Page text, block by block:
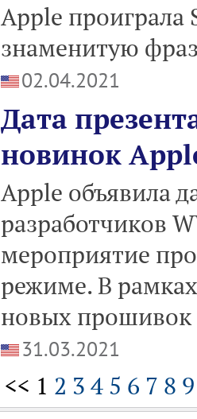
Apple проиграла
знаменитую
02.04.2021
Дата
новинок
Apple объявила
разработчиков
мероприятие
режиме. В
новых прошивок
31.03.2021
<< 1 2 3 4 5 6 7 8 9